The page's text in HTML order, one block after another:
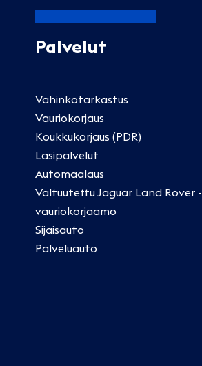
Palvelut
Vahinkotarkastus
Vauriokorjaus
Koukkukorjaus (PDR)
Lasipalvelut
Automaalaus
Valtuutettu Jaguar Land Rover -
vauriokorjaamo
Sijaisauto
Palveluauto